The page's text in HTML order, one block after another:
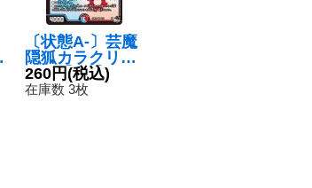
〔状態A-〕芸魔
隠狐カラクリバ
ーシ【VR】{23
RP36/74}《多》
260円(税込)
在庫数 3枚